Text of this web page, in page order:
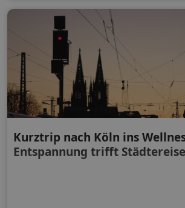
Kurztrip nach Köln ins
Entspannung trifft Städtereise